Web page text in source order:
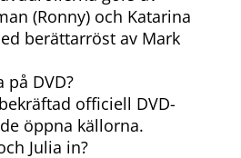
(Ronny) och Katarina
berättarröst av Mark
på DVD?
officiell DVD-
öppna källorna.
Julia in?